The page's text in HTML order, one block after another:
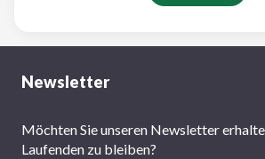
Newsletter
Möchten Sie unseren Newsletter
Laufenden zu bleiben?